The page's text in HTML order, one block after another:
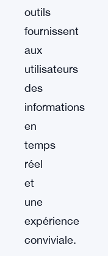
outils
fournissent
aux
utilisateurs
des
informations
en
temps
réel
et
une
expérience
conviviale.